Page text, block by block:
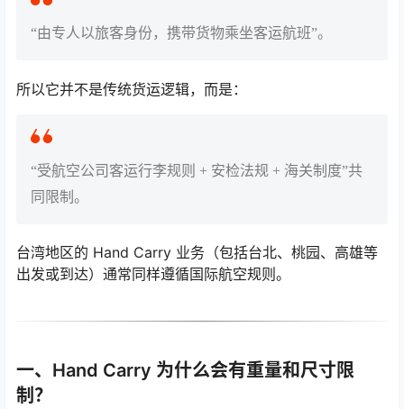
“由专人以旅客身份，携带货物乘坐客运航班”。
所以它并不是传统货运逻辑，而是：
“受航空公司客运行李规则 + 安检法规 + 海关制度”共
同限制。
台湾地区的 Hand Carry 业务（包括台北、桃园、高雄等
出发或到达）通常同样遵循国际航空规则。
一、Hand Carry 为什么会有重量和尺寸限
制？